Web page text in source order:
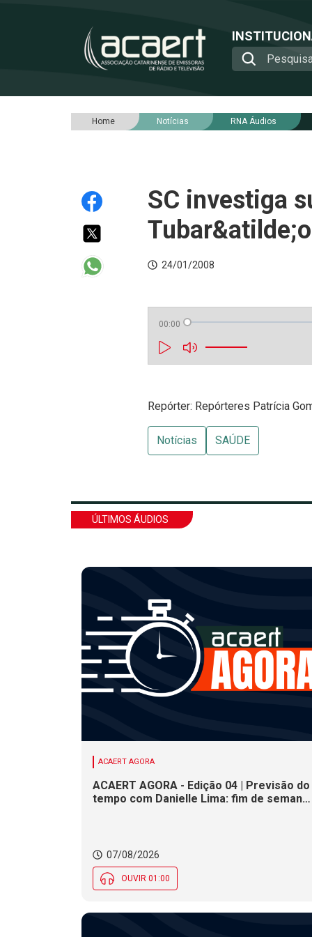
Home Notícias RNA Áudios
SC investiga
24/01/2008
00:00
Repórter: Repórteres Patrícia
Notícias SAÚDE
ÚLTIMOS ÁUDIOS
ACAERT AGORA
ACAERT AGORA - Edição 04 | Previsão do
tempo com Danielle Lima: fim de semana
07/08/2026
OUVIR 01:00